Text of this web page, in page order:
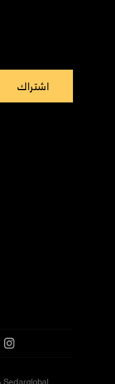
اشتراك
طور بواسطة Sedarglobal